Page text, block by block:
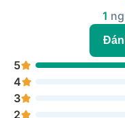
1
5
4
3
2